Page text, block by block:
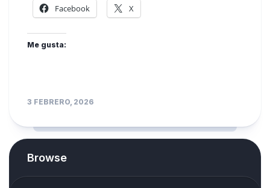
Facebook X
Me gusta:
3 FEBRERO, 2026
Browse